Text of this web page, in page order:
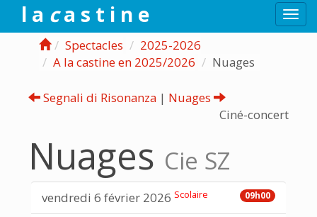
l a ca s t i n e
Spectacles
2025-2026
A la castine en 2025/2026
Nuages
Segnali di Risonanza | Nuages
Ciné-concert
Nuages Cie SZ
09h00
vendredi 6 février 2026 Scolaire